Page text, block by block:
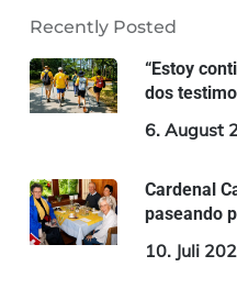
Recently Posted
“Estoy
dos
6. August
Cardenal
paseando
10. Juli